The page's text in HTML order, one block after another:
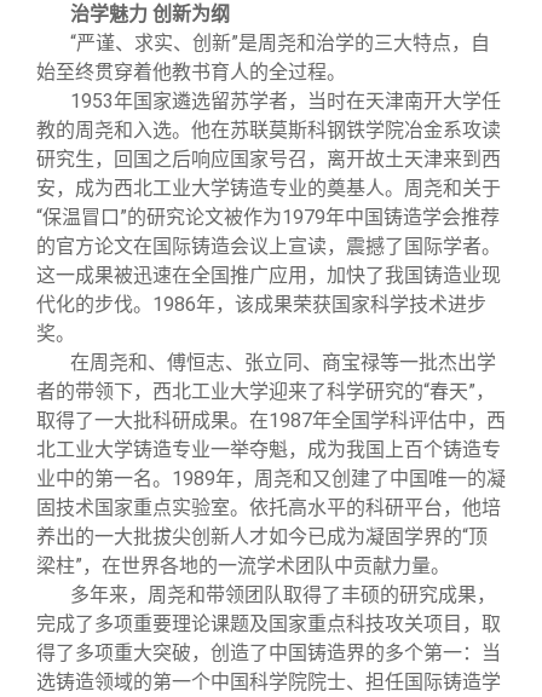
治学魅力 创新为纲
“严谨、求实、创新”是周尧和治学的三大特点，自
始至终贯穿着他教书育人的全过程。
1953年国家遴选留苏学者，当时在天津南开大学任
教的周尧和入选。他在苏联莫斯科钢铁学院冶金系攻读
研究生，回国之后响应国家号召，离开故土天津来到西
安，成为西北工业大学铸造专业的奠基人。周尧和关于
“保温冒口”的研究论文被作为1979年中国铸造学会推荐
的官方论文在国际铸造会议上宣读，震撼了国际学者。
这一成果被迅速在全国推广应用，加快了我国铸造业现
代化的步伐。1986年，该成果荣获国家科学技术进步
奖。
在周尧和、傅恒志、张立同、商宝禄等一批杰出学
者的带领下，西北工业大学迎来了科学研究的“春天”，
取得了一大批科研成果。在1987年全国学科评估中，西
北工业大学铸造专业一举夺魁，成为我国上百个铸造专
业中的第一名。1989年，周尧和又创建了中国唯一的凝
固技术国家重点实验室。依托高水平的科研平台，他培
养出的一大批拔尖创新人才如今已成为凝固学界的“顶
梁柱”，在世界各地的一流学术团队中贡献力量。
多年来，周尧和带领团队取得了丰硕的研究成果，
完成了多项重要理论课题及国家重点科技攻关项目，取
得了多项重大突破，创造了中国铸造界的多个第一：当
选铸造领域的第一个中国科学院院士、担任国际铸造学